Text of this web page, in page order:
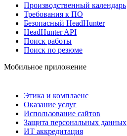
Производственный календарь
Требования к ПО
Безопасный HeadHunter
HeadHunter API
Поиск работы
Поиск по резюме
Мобильное приложение
Этика и комплаенс
Оказание услуг
Использование сайтов
Защита персональных данных
ИТ аккредитация